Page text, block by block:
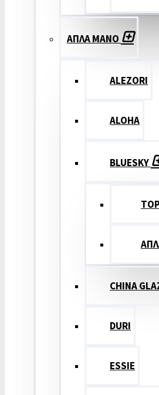
ΑΠΛΑ ΜΑΝΟ
ALEZORI
ALOHA
BLUESKY
CHINA
DURI
ESSIE